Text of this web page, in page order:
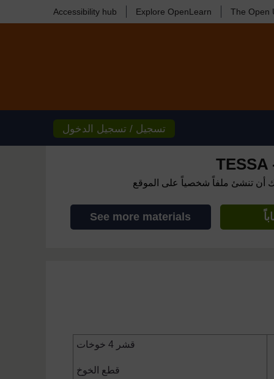
The Open
Explore OpenLearn
Accessibility hub
تسجيل / تسجيل الدخول
أن تنشئ ملفاً شخصياً على الموقع
See more materials
قشر4 خوخات
قطع الخوخ